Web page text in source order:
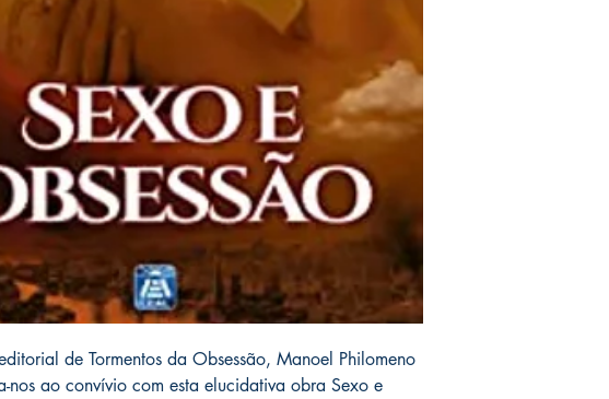
de Tormentos da Obsessão, Manoel Philomeno
nos ao convívio com esta elucidativa obra Sexo e